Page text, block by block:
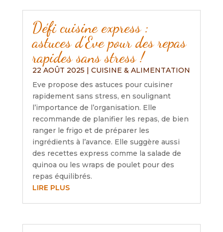
Défi cuisine express :
astuces d’Eve pour des repas
rapides sans stress !
22 AOÛT 2025 | CUISINE & ALIMENTATION
Eve propose des astuces pour cuisiner
rapidement sans stress, en soulignant
l’importance de l’organisation. Elle
recommande de planifier les repas, de bien
ranger le frigo et de préparer les
ingrédients à l’avance. Elle suggère aussi
des recettes express comme la salade de
quinoa ou les wraps de poulet pour des
repas équilibrés.
LIRE PLUS